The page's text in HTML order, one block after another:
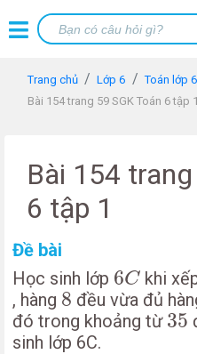
Trang chủ Lớp 6 Toán lớp 6
Bài 154 trang 59 SGK Toán 6 tập 1
Bài 154
6 tập 1
Đề bài
Học sinh lớp 6C
6C khi
, hàng 8
8 đều vừa đủ
đó trong khoảng từ 35
35
sinh lớp 6C.